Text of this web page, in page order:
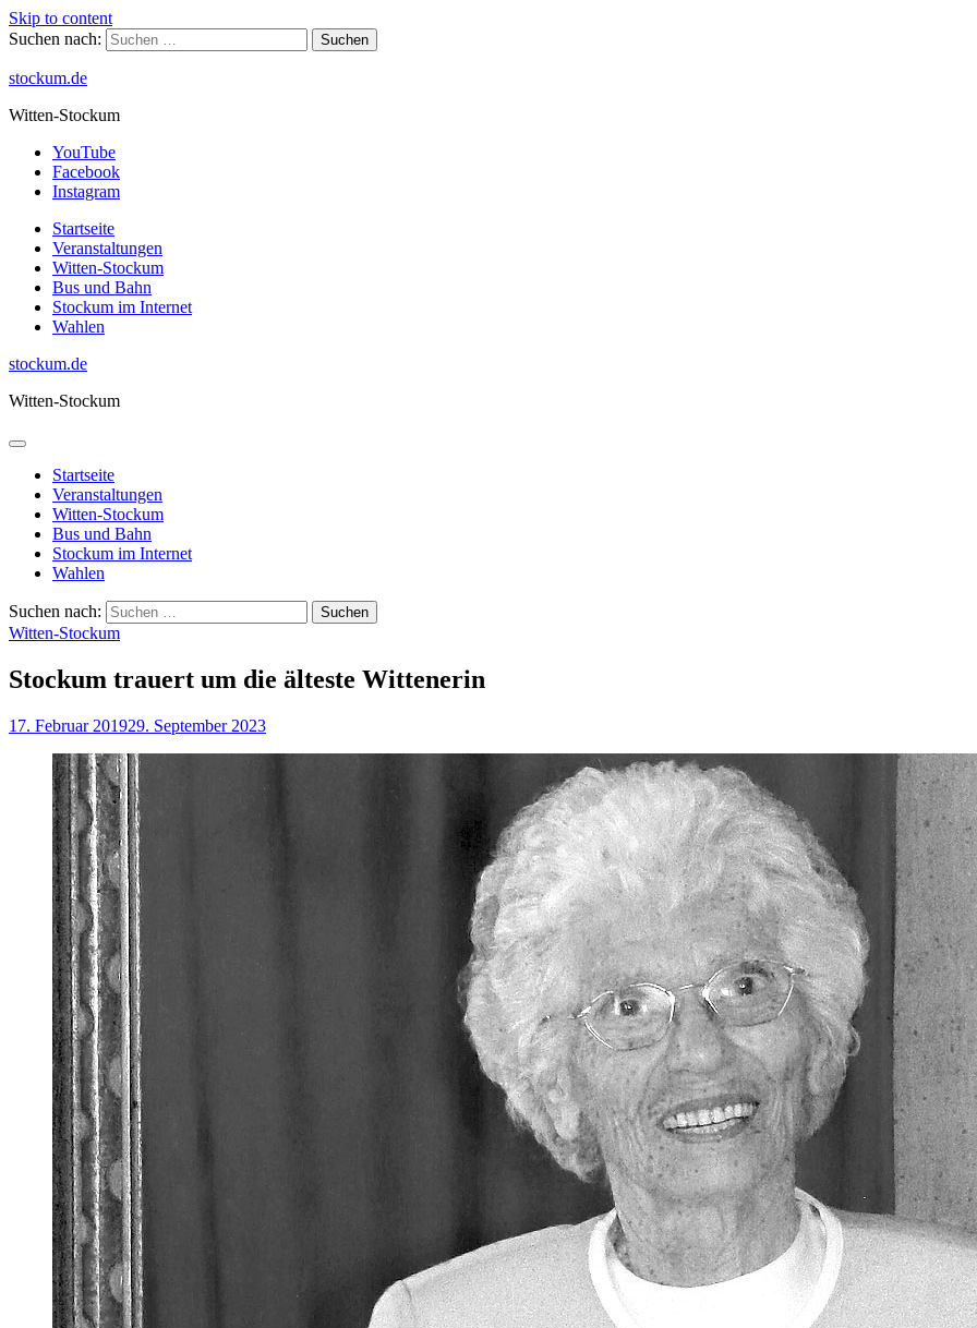
Skip to content
Suchen nach:
stockum.de
Witten-Stockum
YouTube
Facebook
Instagram
Startseite
Veranstaltungen
Witten-Stockum
Bus und Bahn
Stockum im Internet
Wahlen
stockum.de
Witten-Stockum
Startseite
Veranstaltungen
Witten-Stockum
Bus und Bahn
Stockum im Internet
Wahlen
Suchen nach:
Witten-Stockum
Stockum trauert um die älteste Wittenerin
17. Februar 201929. September 2023